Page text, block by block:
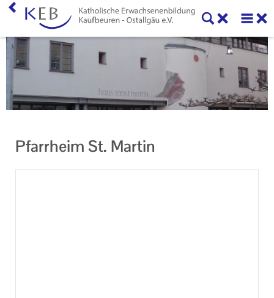
Pfarrheim St. Martin
Home
KEB Kaufbeuren
Unser Auftrag
Ihr Kontakt zu uns